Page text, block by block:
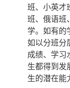
班、小英才
班、俄语班
学。如有的
如以分班分
成绩、学习
生都得到发
生的潜在能